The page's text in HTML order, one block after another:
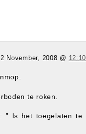
November, 2008 @ 12:10
te roken.
” Is het toegelaten te